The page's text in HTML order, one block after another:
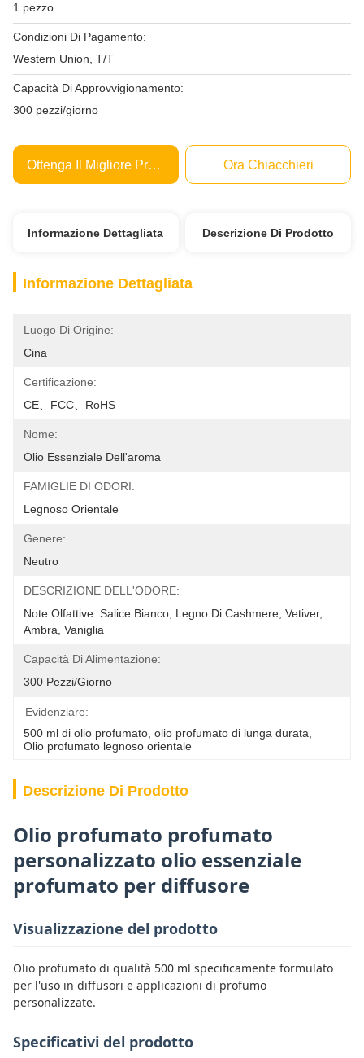
1 pezzo
Condizioni Di Pagamento:
Western Union, T/T
Capacità Di Approvvigionamento:
300 pezzi/giorno
Ottenga Il Migliore Prezzo Ora Chiacchieri
Informazione Dettagliata Descrizione Di Prodotto
Informazione Dettagliata
Luogo Di Origine:
Cina
Certificazione:
CE、FCC、RoHS
Nome:
Olio Essenziale Dell'aroma
FAMIGLIE DI ODORI:
Legnoso Orientale
Genere:
Neutro
DESCRIZIONE DELL'ODORE:
Note Olfattive: Salice Bianco, Legno Di Cashmere, Vetiver,
Ambra, Vaniglia
Capacità Di Alimentazione:
300 Pezzi/giorno
Evidenziare:
500 ml di olio profumato olio profumato di lunga durata
Olio profumato legnoso orientale
Descrizione Di Prodotto
Olio profumato profumato
personalizzato olio essenziale
profumato per diffusore
Visualizzazione del prodotto
Olio profumato di qualità 500 ml specificamente formulato
per l'uso in diffusori e applicazioni di profumo
personalizzate.
Specificativi del prodotto